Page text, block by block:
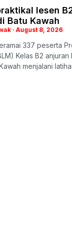
lesen
Batu Kawah
August 8, 2026
337 peserta
Kelas B2
menjalani